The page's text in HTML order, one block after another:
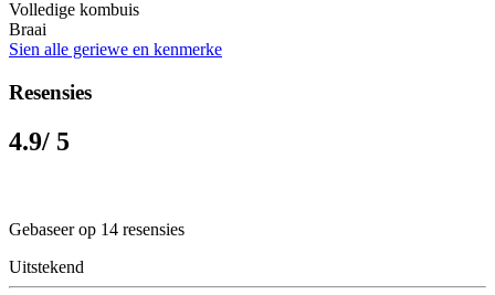
Volledige kombuis
Braai
Sien alle geriewe en kenmerke
Resensies
4.9/ 5
Gebaseer op 14 resensies
Uitstekend